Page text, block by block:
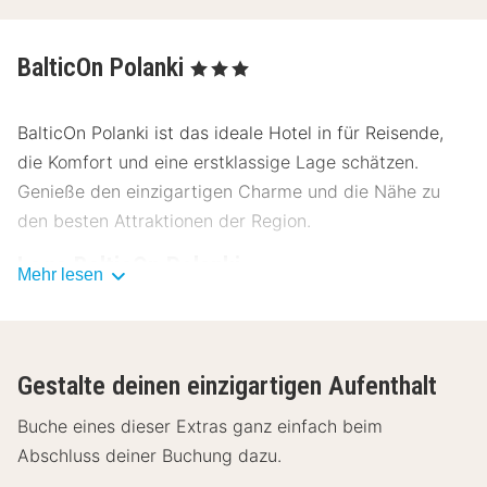
BalticOn Polanki , 3 Sterne
BalticOn Polanki ist das ideale Hotel in für Reisende,
die Komfort und eine erstklassige Lage schätzen.
Genieße den einzigartigen Charme und die Nähe zu
den besten Attraktionen der Region.
Lage BalticOn Polanki
Highlights und entspannenden Parks. Die Umgebung
bietet eine Vielzahl von Museen und historischen
Sehenswürdigkeiten, die zu Fuß oder mit öffentlichen
Mehr lesen
Gestalte deinen einzigartigen Aufenthalt
Buche eines dieser Extras ganz einfach beim
Abschluss deiner Buchung dazu.